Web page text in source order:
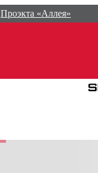
Проэкта «Аллея»